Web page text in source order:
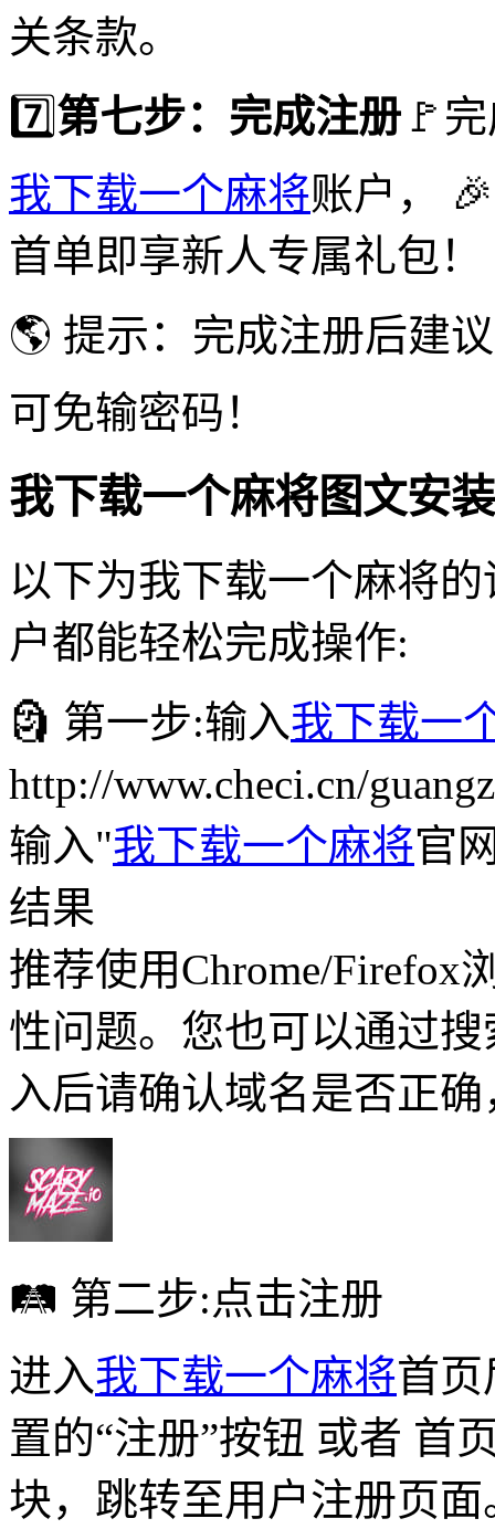
关条款。
7️⃣第七步：完成注册 🚩
我下载一个麻将账户，
首单即享新人专属礼包！
🌎 提示：完成注册后建
可免输密码！
我下载一个麻将图文安
以下为我下载一个麻将
户都能轻松完成操作:
🗿 第一步:输入我下载一
http://www.checi.cn/
输入"我下载一个麻将官
结果
推荐使用Chrome/Firefox
性问题。您也可以通过
入后请确认域名是否正
🛤 第二步:点击注册
进入我下载一个麻将首
置的“注册”按钮 或者 首
块，跳转至用户注册页面